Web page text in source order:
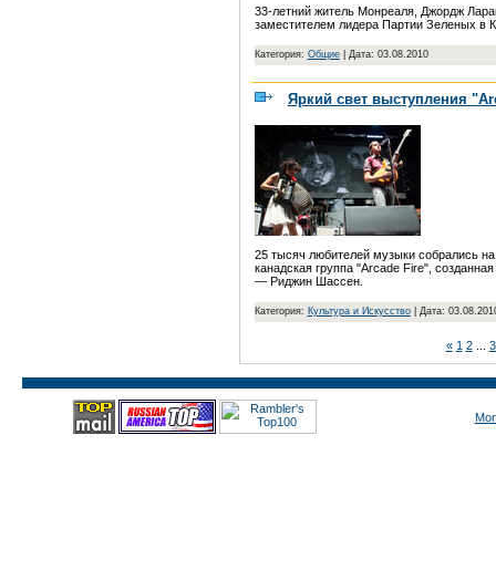
33-летний житель Монреаля, Джордж
заместителем лидера Партии Зеленых в
Категория: Общие| Дата: 03.08.2010
Яркий свет выступления
25 тысяч любителей музыки собрались
канадская группа "Arcade Fire",
— Риджин Шассен.
Категория: Культура и Искусство| Дата:
« 1 2